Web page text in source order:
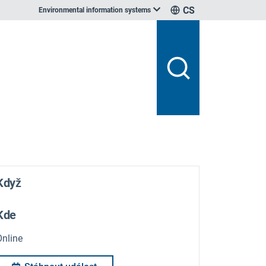
Environmental information systems CS